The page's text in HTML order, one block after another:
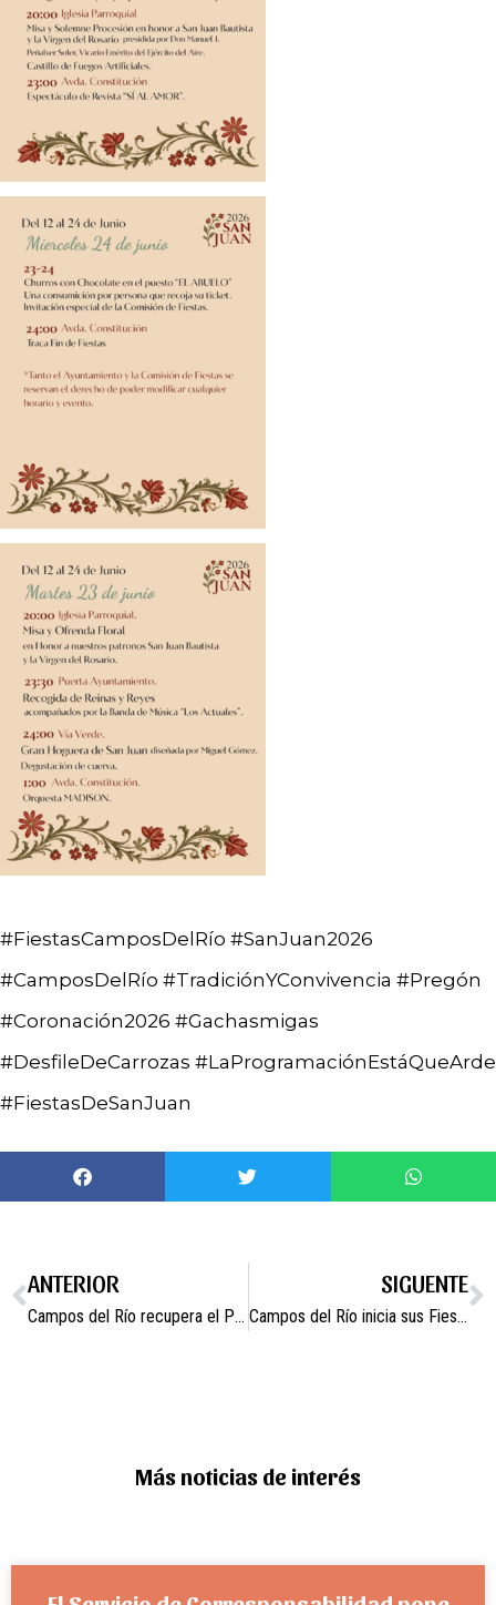
#FiestasCamposDelRío #SanJuan2026
#CamposDelRío #TradiciónYConvivencia #Pregón
#Coronación2026 #Gachasmigas
#DesfileDeCarrozas #LaProgramaciónEstáQueArde
#FiestasDeSanJuan
ANTERIOR
Campos del Río recupera el Paso por su antigua Vereda y reivindica la ganadería como raíz viva de la vida rural
SIGUENTE
Campos del Río inicia sus Fiestas Patronales 2026 con 13 días de tradición, música y convivencia
Más noticias de interés